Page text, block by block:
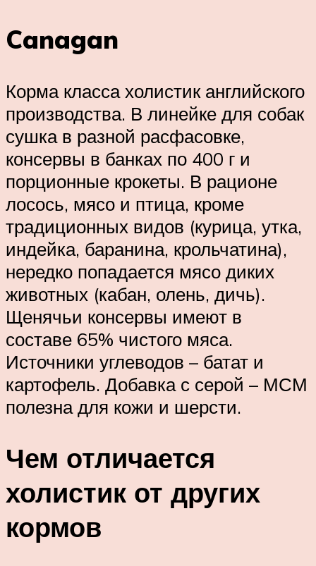
Canagan
Корма класса холистик английского
производства. В линейке для собак
сушка в разной расфасовке,
консервы в банках по 400 г и
порционные крокеты. В рационе
лосось, мясо и птица, кроме
традиционных видов (курица, утка,
индейка, баранина, крольчатина),
нередко попадается мясо диких
животных (кабан, олень, дичь).
Щенячьи консервы имеют в
составе 65% чистого мяса.
Источники углеводов – батат и
картофель. Добавка с серой – МСМ
полезна для кожи и шерсти.
Чем отличается
холистик от других
кормов